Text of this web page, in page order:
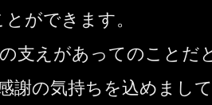
ができます。
支えがあってのことだ
謝の気持ちを込めまし